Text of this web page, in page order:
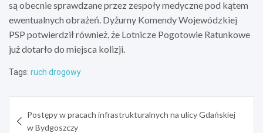
są obecnie sprawdzane przez zespoły medyczne pod kątem
ewentualnych obrażeń. Dyżurny Komendy Wojewódzkiej
PSP potwierdził również, że Lotnicze Pogotowie Ratunkowe
już dotarło do miejsca kolizji.
Tags: ruch drogowy
wpisu
Postępy w pracach infrastrukturalnych na ulicy Gdańskiej
w Bydgoszczy